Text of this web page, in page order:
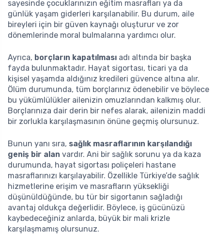
sayesinde çocuklarınızın eğitim masrafları ya da
günlük yaşam giderleri karşılanabilir. Bu durum, aile
bireyleri için bir güven kaynağı oluşturur ve zor
dönemlerinde moral bulmalarına yardımcı olur.
Ayrıca, borçların kapatılması adı altında bir başka
fayda bulunmaktadır. Hayat sigortası, ticari ya da
kişisel yaşamda aldığınız kredileri güvence altına alır.
Ölüm durumunda, tüm borçlarınız ödenebilir ve böylece
bu yükümlülükler ailenizin omuzlarından kalkmış olur.
Borçlarınıza dair derin bir nefes alarak, ailenizin maddi
bir zorlukla karşılaşmasının önüne geçmiş olursunuz.
Bunun yanı sıra, sağlık masraflarının karşılandığı
geniş bir alan vardır. Ani bir sağlık sorunu ya da kaza
durumunda, hayat sigortası poliçeleri hastane
masraflarınızı karşılayabilir. Özellikle Türkiye’de sağlık
hizmetlerine erişim ve masrafların yüksekliği
düşünüldüğünde, bu tür bir sigortanın sağladığı
avantaj oldukça değerlidir. Böylece, iş gücünüzü
kaybedeceğiniz anlarda, büyük bir mali krizle
karşılaşmamış olursunuz.